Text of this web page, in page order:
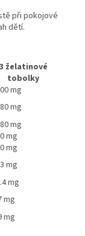
při pokojové
dětí.
3 želatinové
tobolky
mg
mg
mg
mg
mg
mg
mg
mg
mg